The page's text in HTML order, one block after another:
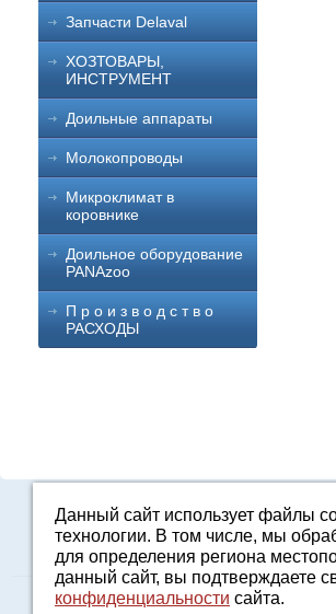
Запчасти Delaval
ХОЗТОВАРЫ,
ИНСТРУМЕНТ
Доильные аппараты
Молокопроводы
Микроклимат в
коровнике
Доильное оборудование
PANAzoo
П р о и з в о д с т в о
РАСХОДЫ
Каталог О компании
Данный сайт использует файлы
технологии. В том числе, мы
для определения региона
данный сайт, вы подтверждаете
конфиденциальности сайта.